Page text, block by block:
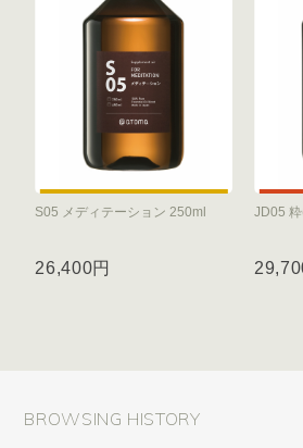
S05 メディテーション 250ml
26,400円
JD05
BROWSING HISTORY